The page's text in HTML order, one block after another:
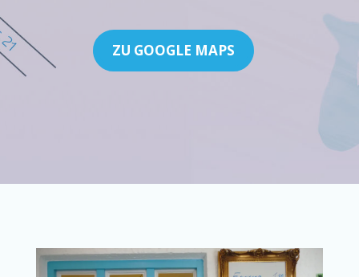
ZU GOOGLE MAPS